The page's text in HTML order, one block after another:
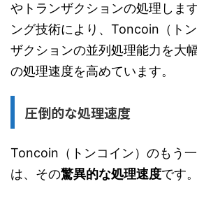
やトランザクションの処理しま
ング技術により、Toncoin（ト
ザクションの並列処理能力を大
の処理速度を高めています。
圧倒的な処理速度
Toncoin（トンコイン）のもう
は、その驚異的な処理速度です。